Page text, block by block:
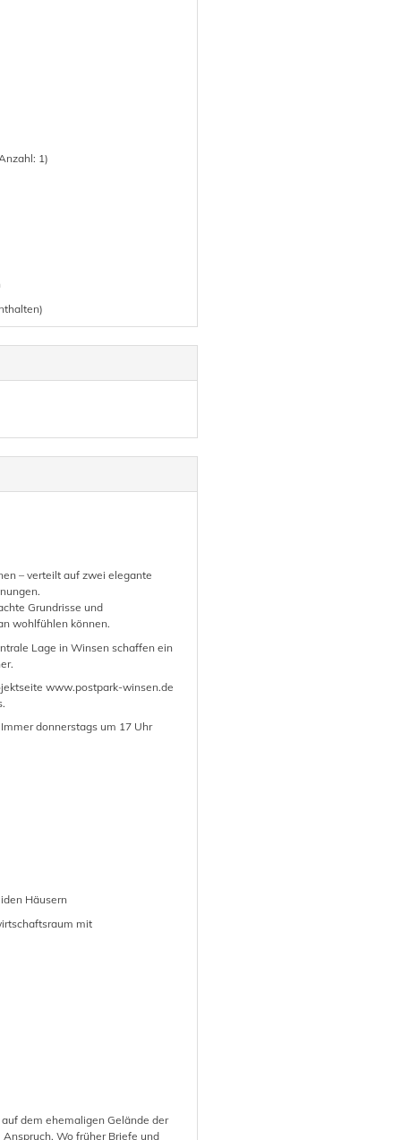
1)
– verteilt auf zwei elegante
Grundrisse und
wohlfühlen können.
Lage in Winsen schaffen ein
www.postpark-winsen.de
donnerstags um 17 Uhr
Häusern
mit
dem ehemaligen Gelände der
Wo früher Briefe und